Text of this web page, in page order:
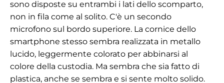
sono disposte su entrambi i lati dello scomparto,
non in fila come al solito. C'è un secondo
microfono sul bordo superiore. La cornice dello
smartphone stesso sembra realizzata in metallo
lucido, leggermente colorato per abbinarsi al
colore della custodia. Ma sembra che sia fatto di
plastica, anche se sembra e si sente molto solido.